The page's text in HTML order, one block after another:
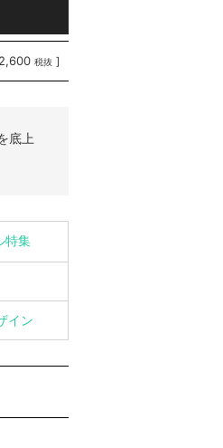
税抜 ]
底上
特集
イン